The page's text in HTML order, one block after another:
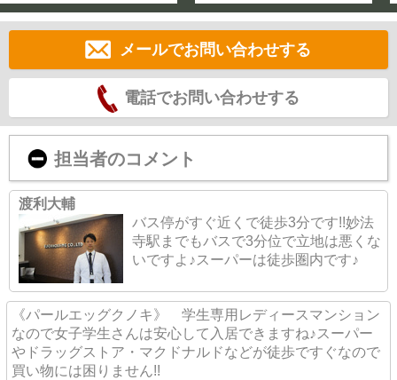
メールでお問い合わせする
電話でお問い合わせする
担当者のコメント
渡利大輔
バス停がすぐ近くで徒歩3分です!!妙法
寺駅までもバスで3分位で立地は悪くな
いですよ♪スーパーは徒歩圏内です♪
《パールエッグクノキ》 学生専用レディースマンション
なので女子学生さんは安心して入居できますね♪スーパー
やドラッグストア・マクドナルドなどが徒歩ですぐなので
買い物には困りません!!